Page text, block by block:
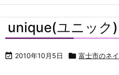
unique(ユニック)
 2010年10月5日  富士市のネ